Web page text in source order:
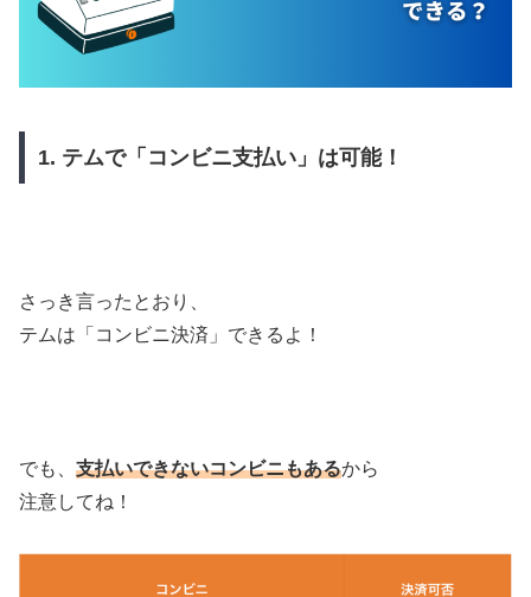
1. テムで「コンビニ支払い」は可能！
さっき言ったとおり、
テムは「コンビニ決済」できるよ！
でも、 支払いできないコンビニもあるから
注意してね！